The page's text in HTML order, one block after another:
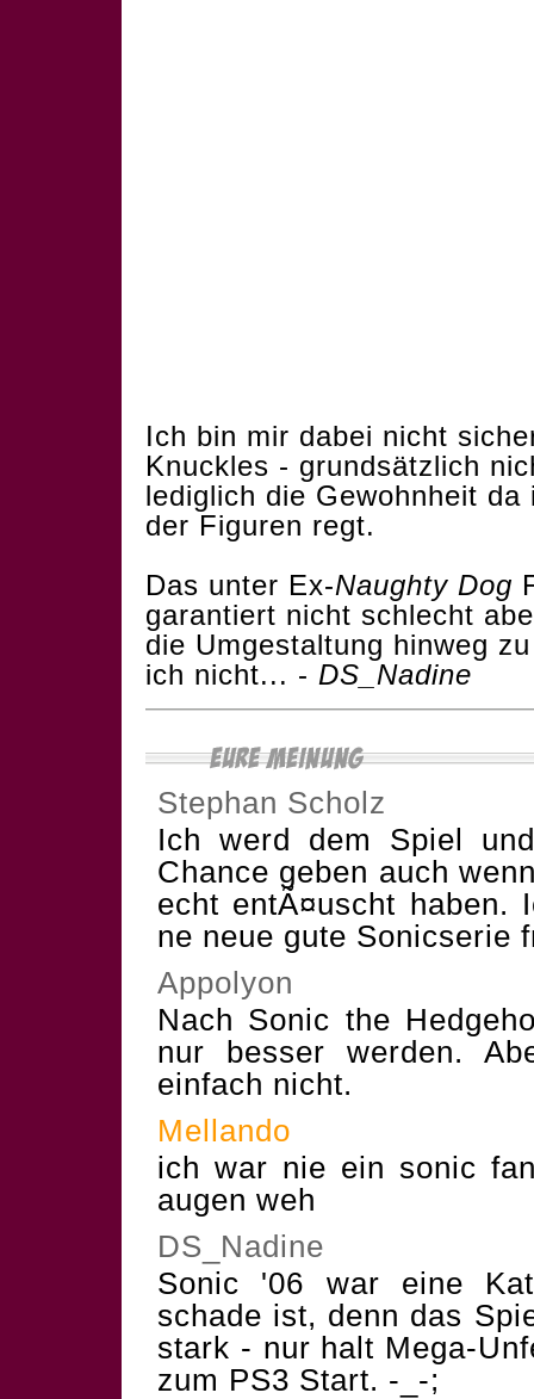
Ich bin mir dabei nicht
Knuckles - grundsätzlich
lediglich die Gewohnheit
der Figuren regt.
Das unter Ex-Naughty Dog
garantiert nicht schlecht
die Umgestaltung hinweg
ich nicht... - DS_Nadine
Stephan Scholz
Ich werd dem Spiel
Chance geben auch
echt entÃ¤uscht
ne neue gute Sonicserie
Appolyon
Nach Sonic the
nur besser werden.
einfach nicht.
Mellando
ich war nie ein sonic
augen weh
DS_Nadine
Sonic '06 war eine
schade ist, denn das
stark - nur halt Mega-
zum PS3 Start. -_-;